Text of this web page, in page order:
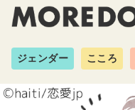
ジェンダー こころ